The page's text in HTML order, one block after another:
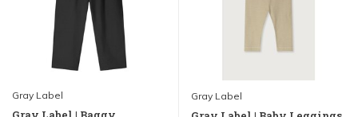
Gray Label Gray Label